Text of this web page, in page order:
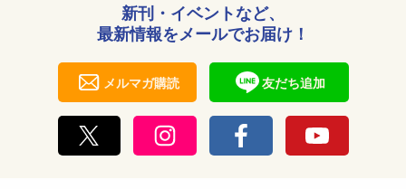
新刊・イベントなど、
最新情報をメールでお届け！
メルマガ購読 友だち追加